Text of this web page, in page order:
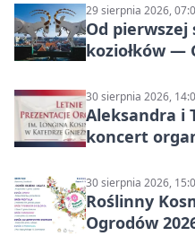
29 sierpnia 2026,
Od
koziołków —
30 sierpnia 2026,
Aleksandra i
koncert
30 sierpnia 2026,
Roślinny
Ogrodów